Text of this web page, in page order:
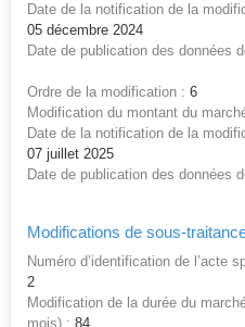
Date de la notification de la
05 décembre 2024
Date de publication des données
Ordre de la modification : 6
Modification du montant du
Date de la notification de la
07 juillet 2025
Date de publication des données
Modifications de sous-
Numéro d’identification de l’acte
2
Modification de la durée du
mois) : 84